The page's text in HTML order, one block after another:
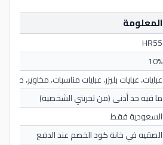
المعلومة
HR55
10%
عبايات، عبايات بليزر، عبايات مناسبات، مخاوير، طرح،
ما فيه حد أدنى (من تجربتي الشخصية)
السعودية فقط
الصقيه في خانة كود الخصم عند الدفع